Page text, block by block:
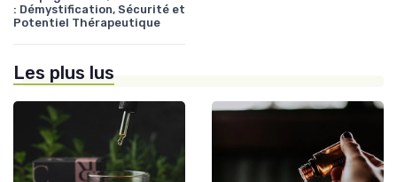
: Démystification, Sécurité et
Potentiel Thérapeutique
Les plus lus